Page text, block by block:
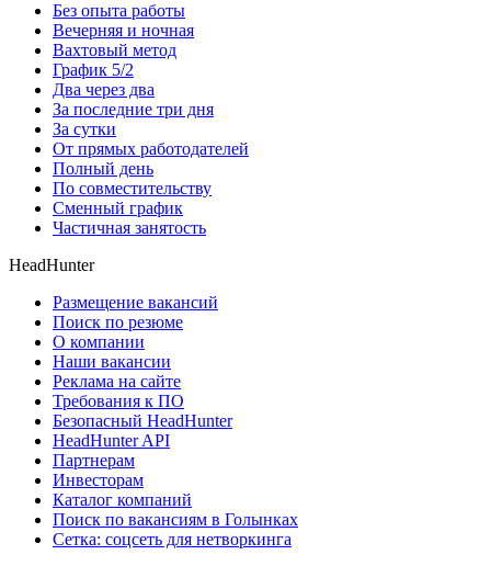
Без опыта работы
Вечерняя и ночная
Вахтовый метод
График 5/2
Два через два
За последние три дня
За сутки
От прямых работодателей
Полный день
По совместительству
Сменный график
Частичная занятость
HeadHunter
Размещение вакансий
Поиск по резюме
О компании
Наши вакансии
Реклама на сайте
Требования к ПО
Безопасный HeadHunter
HeadHunter API
Партнерам
Инвесторам
Каталог компаний
Поиск по вакансиям в Голынках
Сетка: соцсеть для нетворкинга